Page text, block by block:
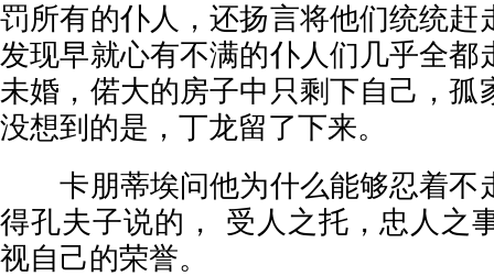
罚所有的仆人，还扬言将他们统统赶
发现早就心有不满的仆人们几乎全都
未婚，偌大的房子中只剩下自己，孤
没想到的是，丁龙留了下来。
卡朋蒂埃问他为什么能够忍着不
得孔夫子说的， 受人之托，忠人之
视自己的荣誉。